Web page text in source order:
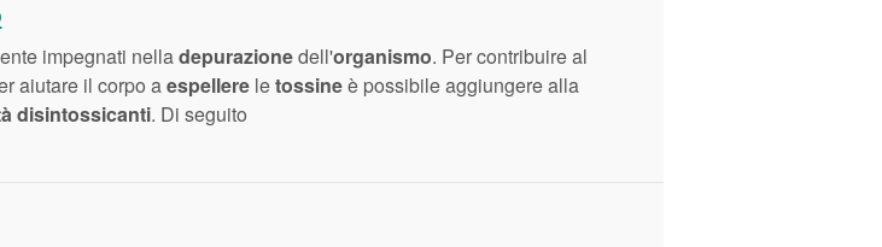
impegnati nelladepurazionedell'organismo. Per contribuire al
aiutare il corpo aespellereletossineè possibile aggiungere alla
disintossicanti. Di seguito